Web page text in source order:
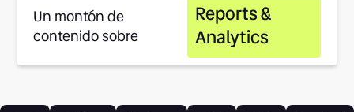
Un montón de
contenido sobre
Reports &
Analytics